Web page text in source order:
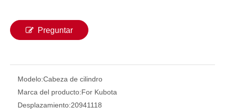
Preguntar
Modelo:Cabeza de cilindro
Marca del producto:For Kubota
Desplazamiento:20941118